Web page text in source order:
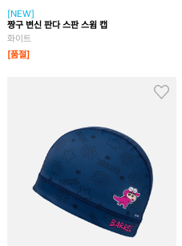
[NEW]
짱구 변신 판다 스판 스윔 캡
화이트
[품절]